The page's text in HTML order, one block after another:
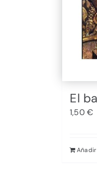
El
1,50€